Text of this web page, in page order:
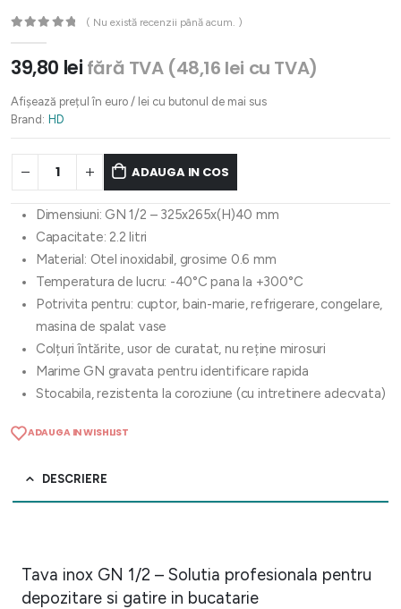
( Nu există recenzii până acum. )
39,80 lei fără TVA (48,16 lei cu TVA)
Afișează prețul în euro / lei cu butonul de mai sus
Brand: HD
ADAUGA IN COS
Dimensiuni: GN 1/2 – 325x265x(H)40 mm
Capacitate: 2.2 litri
Material: Otel inoxidabil, grosime 0.6 mm
Temperatura de lucru: -40°C pana la +300°C
Potrivita pentru: cuptor, bain-marie, refrigerare, congelare,
masina de spalat vase
Colțuri întărite, usor de curatat, nu reține mirosuri
Marime GN gravata pentru identificare rapida
Stocabila, rezistenta la coroziune (cu intretinere adecvata)
ADAUGA IN WISHLIST
DESCRIERE
Tava inox GN 1/2 – Solutia profesionala pentru
depozitare si gatire in bucatarie